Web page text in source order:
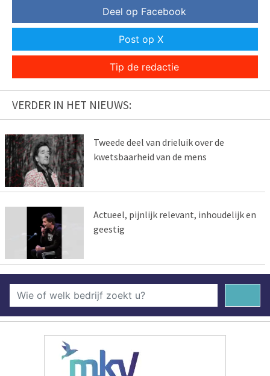
Deel op Facebook
Post op X
Tip de redactie
VERDER IN HET NIEUWS:
Tweede deel van drieluik over de
kwetsbaarheid van de mens
Actueel, pijnlijk relevant, inhoudelijk en
geestig